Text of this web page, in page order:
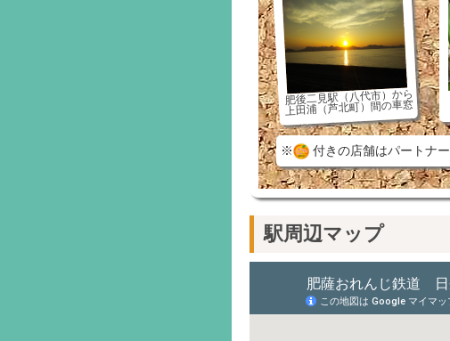
肥後二見駅（八代市）から
上田浦（芦北町）間の車窓
※ 付きの店舗はパートナ
駅周辺マップ